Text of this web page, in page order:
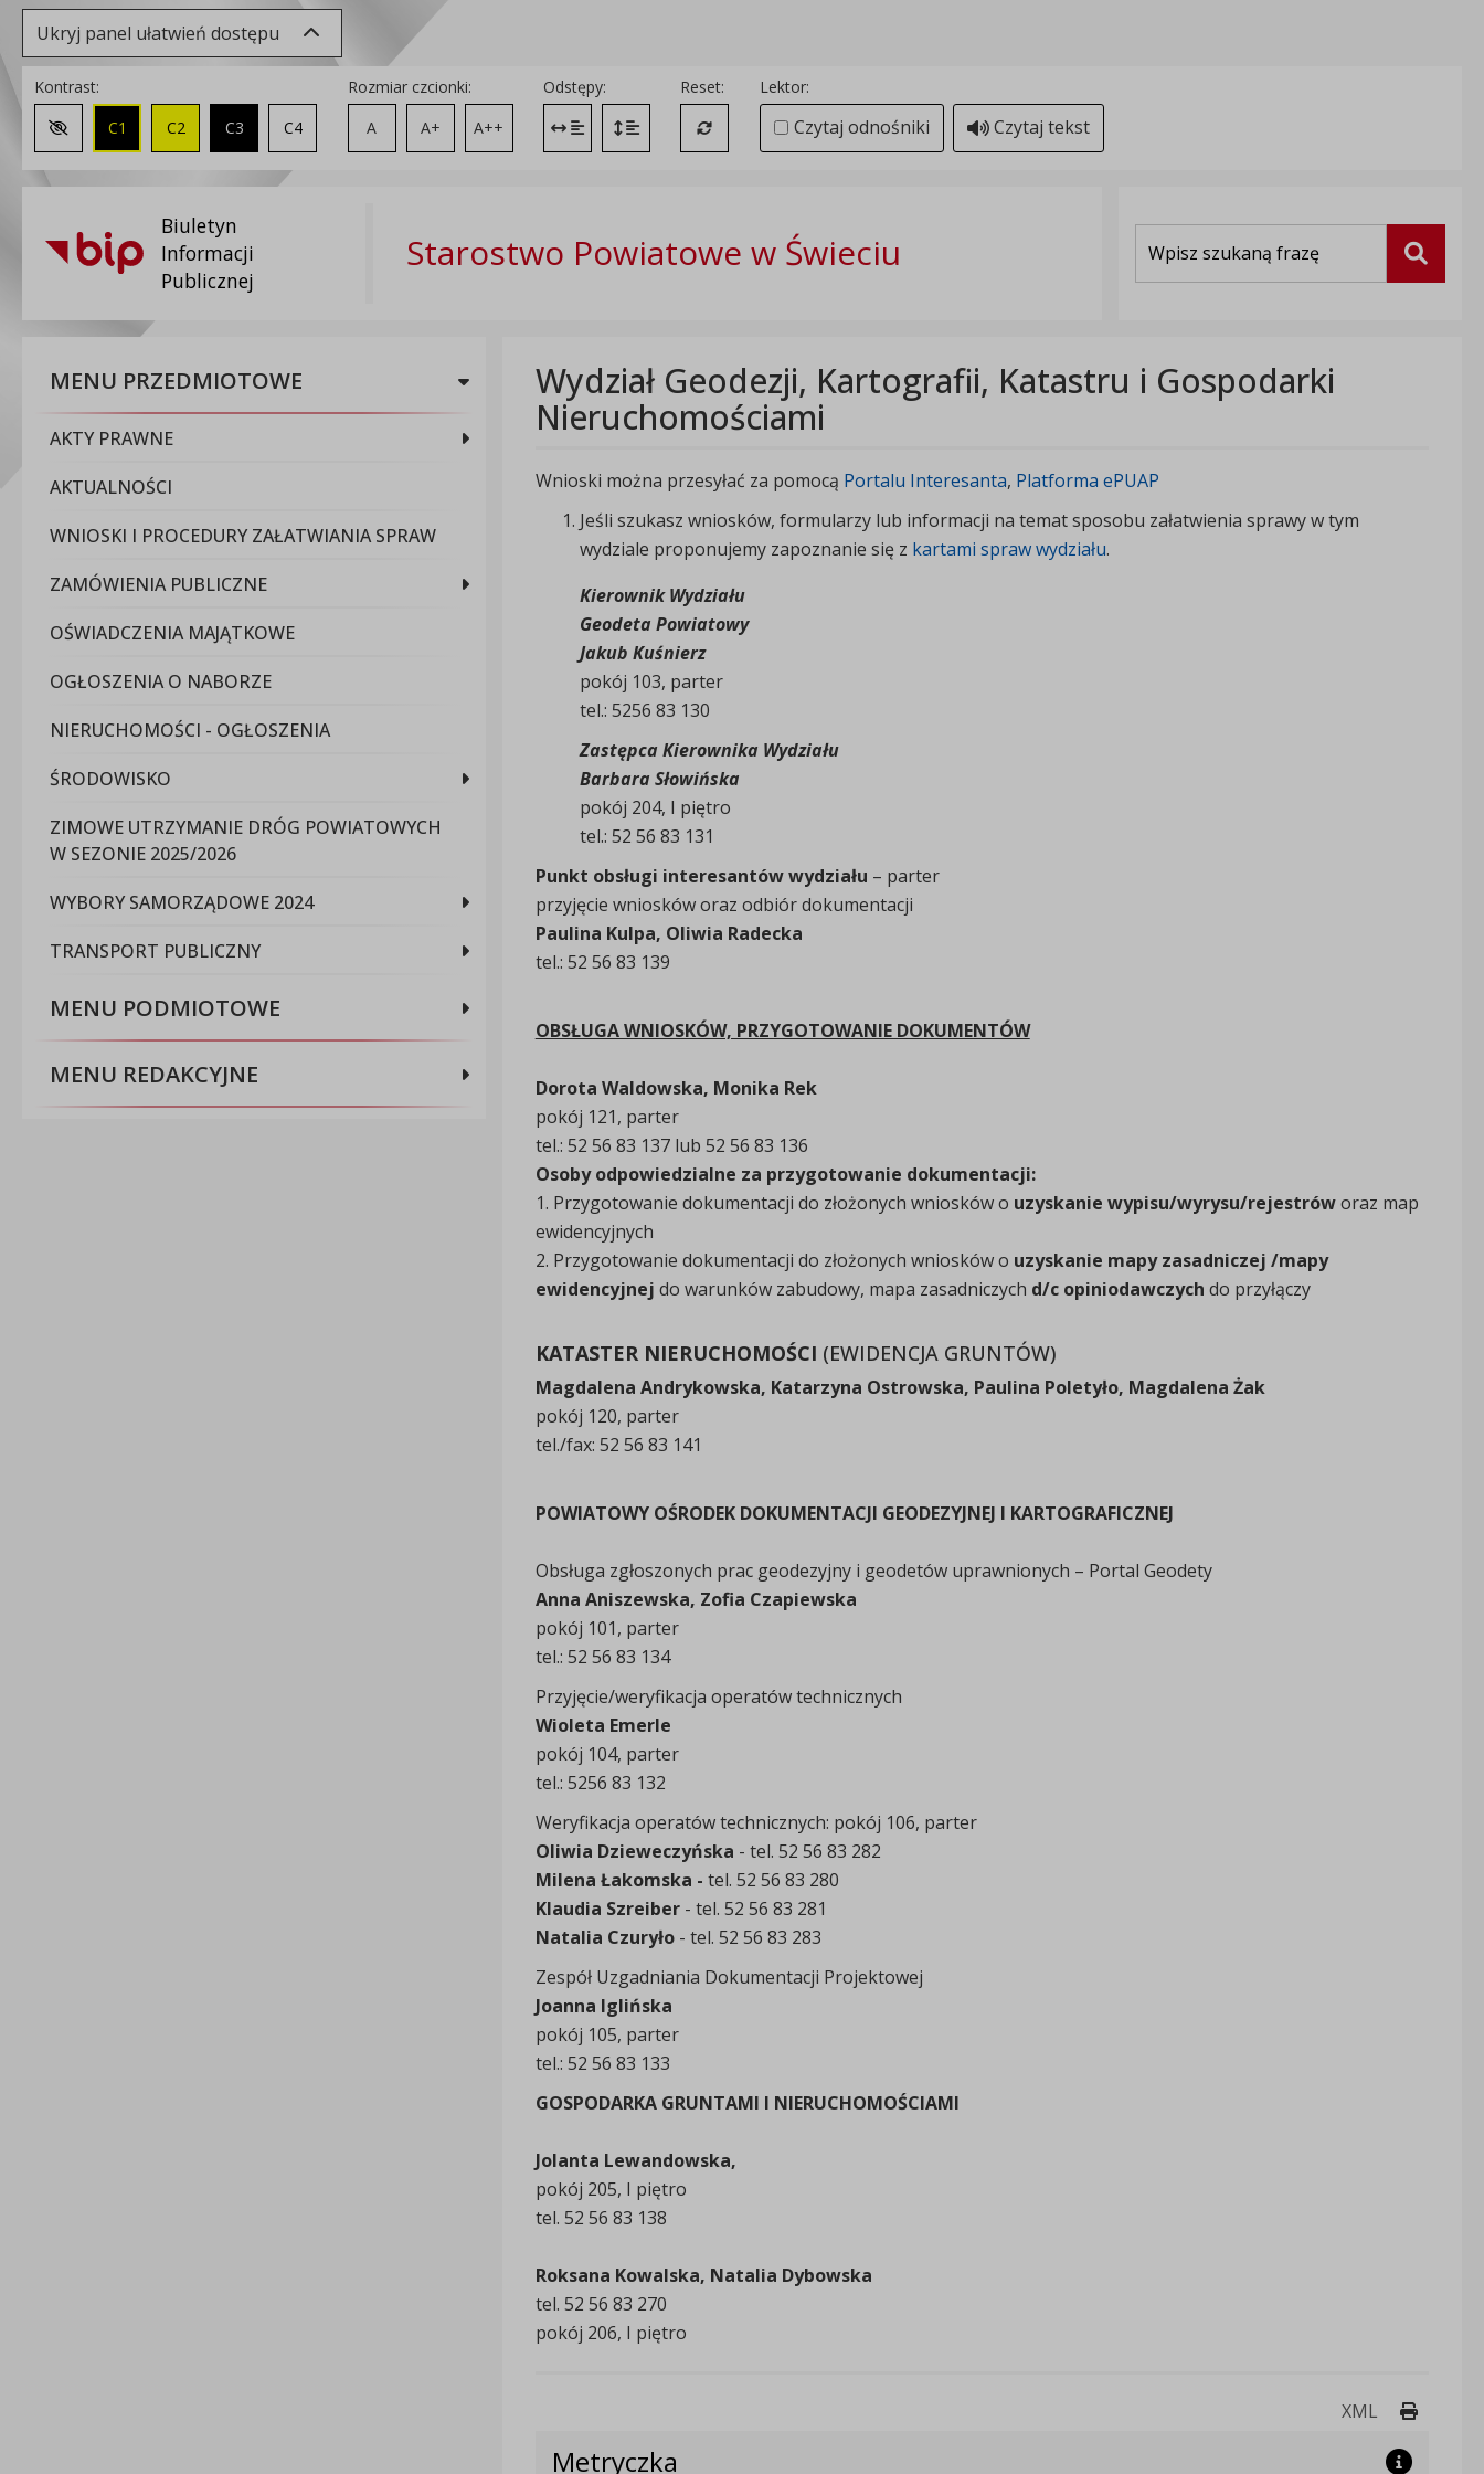
Ukryj panel ułatwień dostępu
Kontrast:
Zmień kontrast na domyślny
C1 C2 C3 C4
Rozmiar czcionki:
A
A+ A++
Odstępy:
Zmień odstęp między literami
Zmień interlinię i margines między paragrafami
Reset:
Przywróć ustawienia domyślne
Lektor:
Czytaj odnośniki Czytaj tekst
Biuletyn
Informacji
Publicznej
Starostwo Powiatowe w Świeciu Szukaj
MENU PRZEDMIOTOWE
AKTY PRAWNE
AKTUALNOŚCI
WNIOSKI I PROCEDURY ZAŁATWIANIA SPRAW
ZAMÓWIENIA PUBLICZNE
OŚWIADCZENIA MAJĄTKOWE
OGŁOSZENIA O NABORZE
NIERUCHOMOŚCI - OGŁOSZENIA
ŚRODOWISKO
ZIMOWE UTRZYMANIE DRÓG POWIATOWYCH
W SEZONIE 2025/2026
WYBORY SAMORZĄDOWE 2024
TRANSPORT PUBLICZNY
MENU PODMIOTOWE
MENU REDAKCYJNE
Wydział Geodezji, Kartografii, Katastru i Gospodarki
Nieruchomościami
Wnioski można przesyłać za pomocą Portalu Interesanta, Platforma ePUAP
Jeśli szukasz wniosków, formularzy lub informacji na temat sposobu załatwienia sprawy w tym
wydziale proponujemy zapoznanie się z kartami spraw wydziału.
Kierownik Wydziału
Geodeta Powiatowy
Jakub Kuśnierz
pokój 103, parter
tel.: 5256 83 130
Zastępca Kierownika Wydziału
Barbara Słowińska
pokój 204, I piętro
tel.: 52 56 83 131
Punkt obsługi interesantów wydziału – parter
przyjęcie wniosków oraz odbiór dokumentacji
Paulina Kulpa, Oliwia Radecka
tel.: 52 56 83 139
OBSŁUGA WNIOSKÓW, PRZYGOTOWANIE DOKUMENTÓW
Dorota Waldowska, Monika Rek
pokój 121, parter
tel.: 52 56 83 137 lub 52 56 83 136
Osoby odpowiedzialne za przygotowanie dokumentacji:
1. Przygotowanie dokumentacji do złożonych wniosków o uzyskanie wypisu/wyrysu/rejestróworaz map
ewidencyjnych
2. Przygotowanie dokumentacji do złożonych wniosków o uzyskanie mapy zasadniczej /mapy
ewidencyjnej do warunków zabudowy, mapa zasadniczych d/c opiniodawczych do przyłączy
KATASTER NIERUCHOMOŚCI (EWIDENCJA GRUNTÓW)
Magdalena Andrykowska, Katarzyna Ostrowska, Paulina Poletyło, Magdalena Żak
pokój 120, parter
tel./fax: 52 56 83 141
POWIATOWY OŚRODEK DOKUMENTACJI GEODEZYJNEJ I KARTOGRAFICZNEJ
Obsługa zgłoszonych prac geodezyjny i geodetów uprawnionych – Portal Geodety
Anna Aniszewska, Zofia Czapiewska
pokój 101, parter
tel.: 52 56 83 134
Przyjęcie/weryfikacja operatów technicznych
Wioleta Emerle
pokój 104, parter
tel.: 5256 83 132
Weryfikacja operatów technicznych: pokój 106, parter
Oliwia Dzieweczyńska - tel. 52 56 83 282
Milena Łakomska - tel. 52 56 83 280
Klaudia Szreiber - tel. 52 56 83 281
Natalia Czuryło - tel. 52 56 83 283
Zespół Uzgadniania Dokumentacji Projektowej
Joanna Iglińska
pokój 105, parter
tel.: 52 56 83 133
GOSPODARKA GRUNTAMI I NIERUCHOMOŚCIAMI
Jolanta Lewandowska,
pokój 205, I piętro
tel. 52 56 83 138
Roksana Kowalska, Natalia Dybowska
tel. 52 56 83 270
pokój 206, I piętro
XML Drukuj
Metryczka